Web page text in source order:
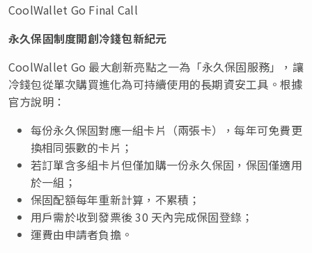
CoolWallet Go Final Call
永久保固制度開創冷錢包新紀元
CoolWallet Go 最大創新亮點之一為「永久保固服務」，讓
冷錢包從單次購買進化為可持續使用的長期資安工具。根據
官方說明：
每份永久保固對應一組卡片（兩張卡），每年可免費更
換相同張數的卡片；
若訂單含多組卡片但僅加購一份永久保固，保固僅適用
於一組；
保固配額每年重新計算，不累積；
用戶需於收到發票後 30 天內完成保固登錄；
運費由申請者負擔。